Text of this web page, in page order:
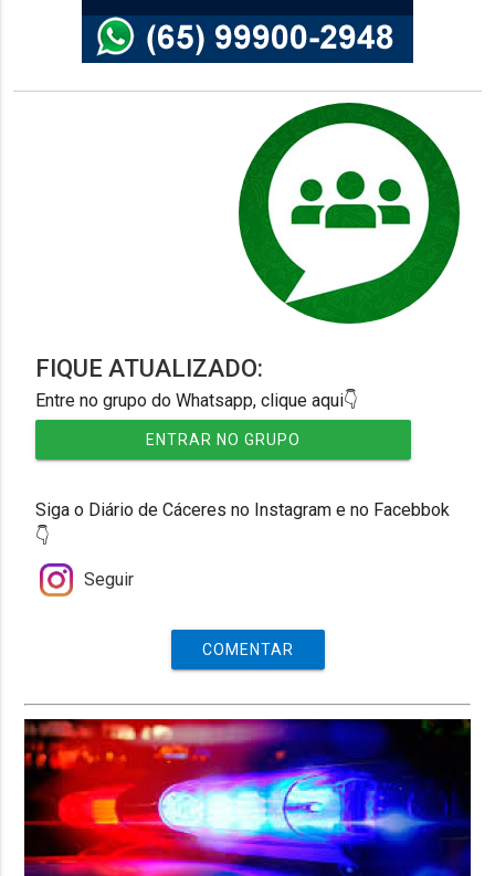
FIQUE ATUALIZADO:
Entre no grupo do Whatsapp, clique aqui👇
ENTRAR NO GRUPO
Siga o Diário de Cáceres no Instagram e no Facebbok
👇
Seguir
COMENTAR